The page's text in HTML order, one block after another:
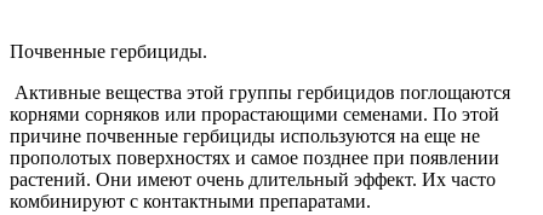
Почвенные гербициды.
Активные вещества этой группы гербицидов поглощаются
корнями сорняков или прорастающими семенами. По этой
причине почвенные гербициды используются на еще не
прополотых поверхностях и самое позднее при появлении
растений. Они имеют очень длительный эффект. Их часто
комбинируют с контактными препаратами.